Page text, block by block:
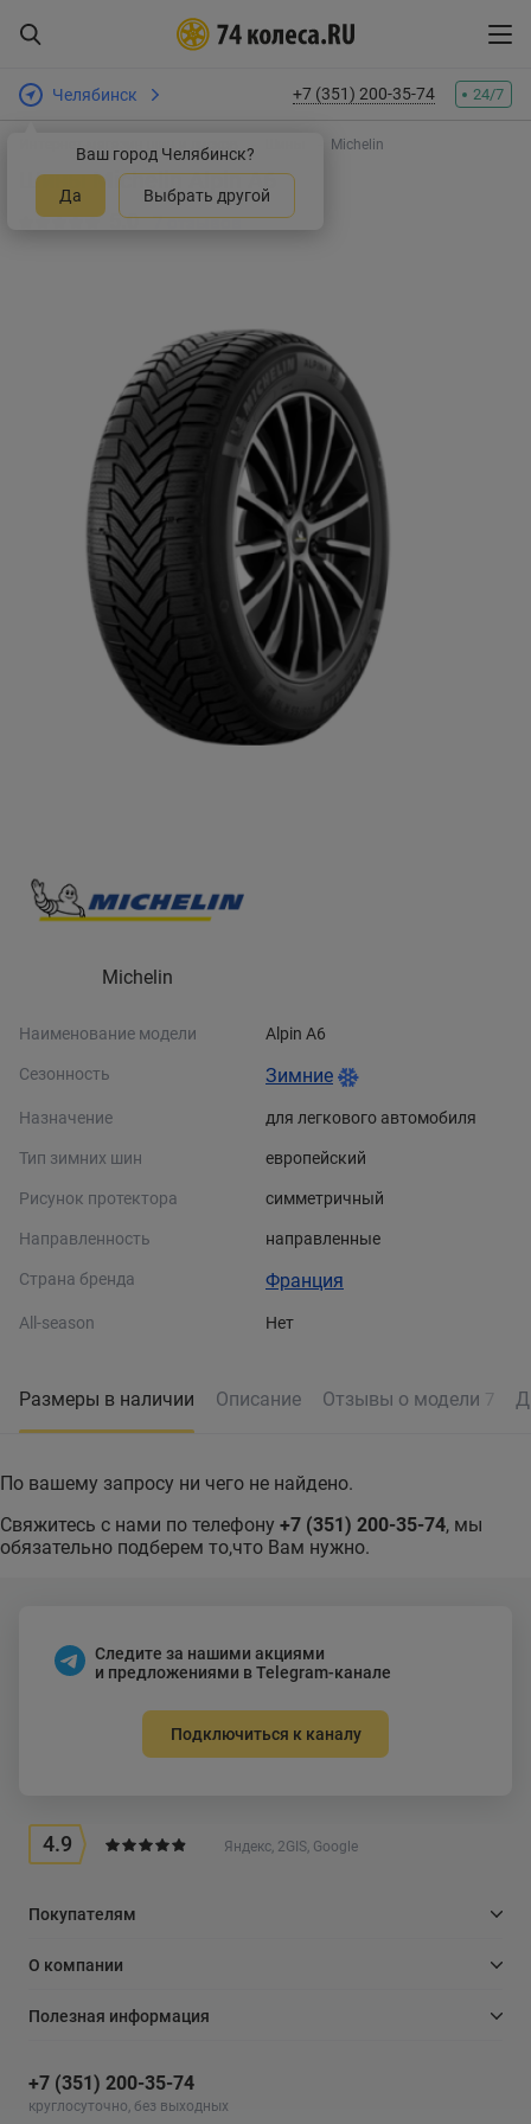
Челябинск
Ваш город Челябинск?
Да Выбрать другой
+7 (351) 200-35-74 24/7
Интернет-магазин шин и дисков Michelin
Шины Michelin Alpin A6
5.0 7 отзывов
Michelin
Наименование модели Alpin A6
Сезонность Зимние
Назначение для легкового автомобиля
Тип зимних шин европейский
Рисунок протектора симметричный
Направленность направленные
Страна бренда Франция
All-season Нет
Размеры в наличии Описание Отзывы о модели 7
По вашему запросу ни чего не найдено.
Свяжитесь с нами по телефону +7 (351) 200-35-74, мы
обязательно подберем то,что Вам нужно.
Следите за нашими акциями
и предложениями в Telegram-канале
Подключиться к каналу
4.9 Яндекс, 2GIS, Google
Покупателям
О компании
Полезная информация
+7 (351) 200-35-74
круглосуточно, без выходных